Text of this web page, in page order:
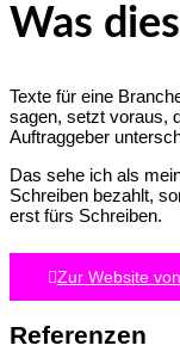
Was
Texte für eine
sagen, setzt voraus,
Auftraggeber
Das sehe ich als
Schreiben bezahlt,
erst fürs Schreiben.
Zur Website
Referenzen